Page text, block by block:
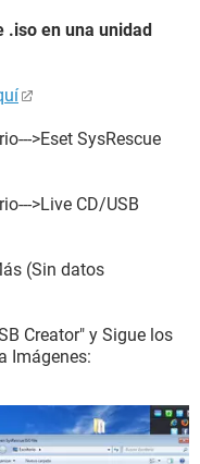
.iso en una unidad
>Eset SysRescue
>Live CD/USB
(Sin datos
Creator" y Sigue los
Imágenes: